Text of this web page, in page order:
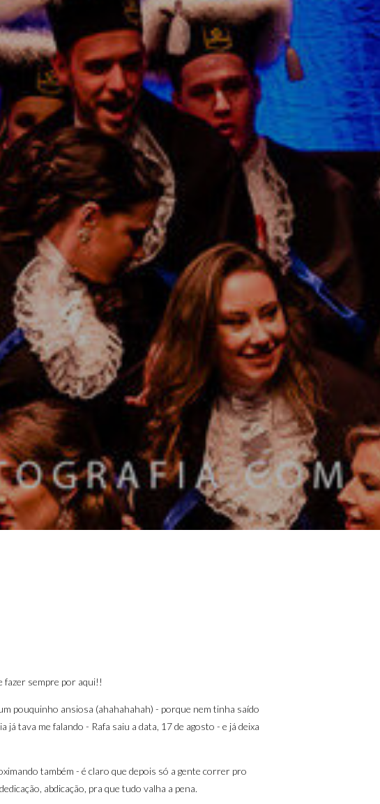
fazer sempre por aqui!!
pouquinho ansiosa (ahahahahah) - porque nem tinha saído
tava me falando - Rafa saiu a data, 17 de agosto - e já deixa
também - é claro que depois só a gente correr pro
abdicação, pra que tudo valha a pena.